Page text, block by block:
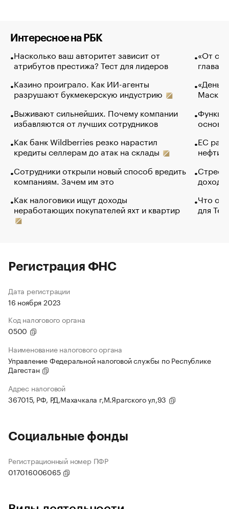
Интересное на РБК
Насколько ваш авторитет зависит от
атрибутов престижа? Тест для лидеров
Казино проиграло. Как ИИ-агенты
разрушают букмекерскую индустрию
Выживают сильнейших. Почему компании
избавляются от лучших сотрудников
Как банк Wildberries резко нарастил
кредиты селлерам до атак на склады
Сотрудники открыли новый способ вредить
компаниям. Зачем им это
Как налоговики ищут доходы
неработающих покупателей яхт и квартир
«От
глава
Маск в
основ
ЕС
нефти
Что
для
Регистрация ФНС
Дата регистрации
16 ноября 2023
Код налогового органа
0500
Наименование налогового органа
Управление Федеральной налоговой службы по Республике
Дагестан
Адрес налоговой
367015, РФ, РД,Махачкала г,М.Ярагского ул,93
Социальные фонды
Регистрационный номер ПФР
017016006065